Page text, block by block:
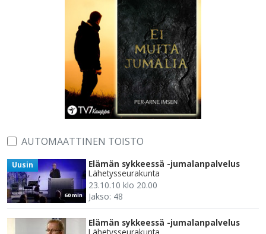
AUTOMAATTINEN TOISTO
60 min
Uusin
Elämän sykkeessä -jumalanpalvelus
Lähetysseurakunta
23.10.10 klo 20.00
Jakso: 48
Elämän sykkeessä -jumalanpalvelus